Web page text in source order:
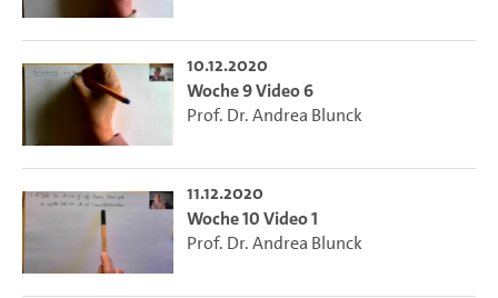
10.12.2020
Woche 9 Video 6
Prof. Dr. Andrea Blunck
11.12.2020
Woche 10 Video 1
Prof. Dr. Andrea Blunck